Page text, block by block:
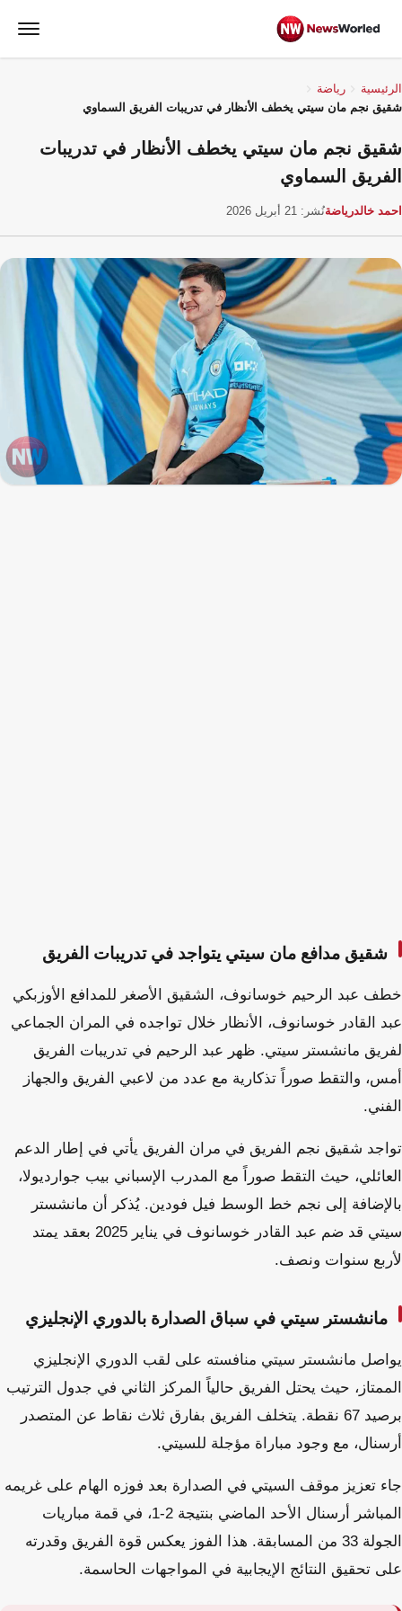
الرئيسية
رياضة
شقيق نجم مان سيتي يخطف الأنظار في تدريبات الفريق السماوي
شقيق نجم مان سيتي يخطف الأنظار في تدريبات
الفريق السماوي
احمد خالدرياضةنُشر: 21 أبريل 2026
شقيق مدافع مان سيتي يتواجد في تدريبات الفريق
خطف عبد الرحيم خوسانوف، الشقيق الأصغر للمدافع الأوزبكي
عبد القادر خوسانوف، الأنظار خلال تواجده في المران الجماعي
لفريق مانشستر سيتي. ظهر عبد الرحيم في تدريبات الفريق
أمس، والتقط صوراً تذكارية مع عدد من لاعبي الفريق والجهاز
الفني.
تواجد شقيق نجم الفريق في مران الفريق يأتي في إطار الدعم
العائلي، حيث التقط صوراً مع المدرب الإسباني بيب جوارديولا،
بالإضافة إلى نجم خط الوسط فيل فودين. يُذكر أن مانشستر
سيتي قد ضم عبد القادر خوسانوف في يناير 2025 بعقد يمتد
لأربع سنوات ونصف.
مانشستر سيتي في سباق الصدارة بالدوري الإنجليزي
يواصل مانشستر سيتي منافسته على لقب الدوري الإنجليزي
الممتاز، حيث يحتل الفريق حالياً المركز الثاني في جدول الترتيب
برصيد 67 نقطة. يتخلف الفريق بفارق ثلاث نقاط عن المتصدر
أرسنال، مع وجود مباراة مؤجلة للسيتي.
جاء تعزيز موقف السيتي في الصدارة بعد فوزه الهام على غريمه
المباشر أرسنال الأحد الماضي بنتيجة 2-1، في قمة مباريات
الجولة 33 من المسابقة. هذا الفوز يعكس قوة الفريق وقدرته
على تحقيق النتائج الإيجابية في المواجهات الحاسمة.